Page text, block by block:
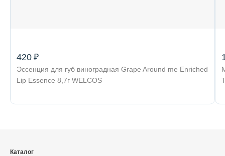
420 ₽
Эссенция для губ виноградная Grape Around me Enriched
Lip Essence 8,7г WELCOS
Каталог